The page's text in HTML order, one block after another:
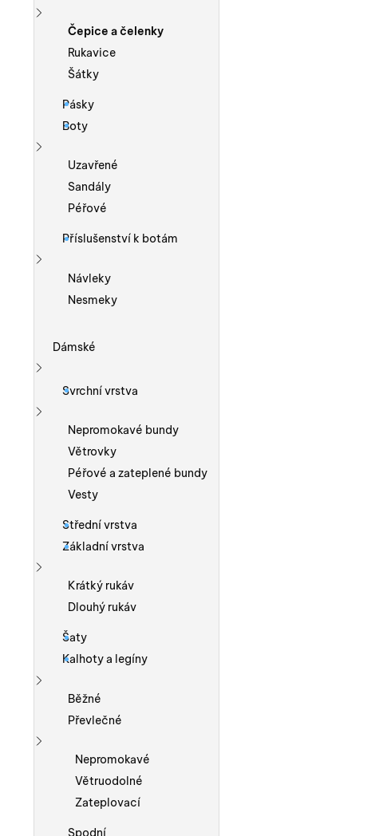
Zobrazit více
Čepice a čelenky
Rukavice
Šátky
Pásky
Boty
Zobrazit více
Uzavřené
Sandály
Péřové
Příslušenství k botám
Zobrazit více
Návleky
Nesmeky
Dámské
Zobrazit více
Svrchní vrstva
Zobrazit více
Nepromokavé bundy
Větrovky
Péřové a zateplené bundy
Vesty
Střední vrstva
Základní vrstva
Zobrazit více
Krátký rukáv
Dlouhý rukáv
Šaty
Kalhoty a legíny
Zobrazit více
Běžné
Převlečné
Zobrazit více
Nepromokavé
Větruodolné
Zateplovací
Spodní